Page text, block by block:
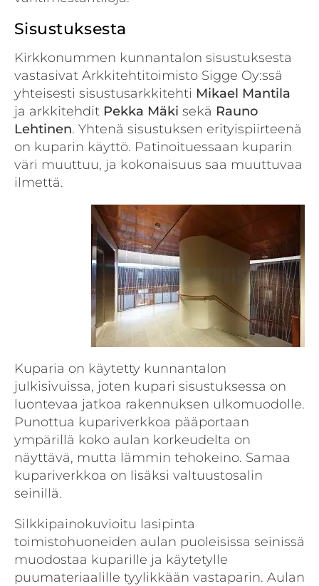
Sisustuksesta
Kirkkonummen kunnantalon sisustuksesta
vastasivat Arkkitehtitoimisto Sigge Oy:ssä
yhteisesti sisustusarkkitehti Mikael Mantila
ja arkkitehdit Pekka Mäki sekä Rauno
Lehtinen. Yhtenä sisustuksen erityispiirteenä
on kuparin käyttö. Patinoituessaan kuparin
väri muuttuu, ja kokonaisuus saa muuttuvaa
ilmettä.
Kuparia on käytetty kunnantalon
julkisivuissa, joten kupari sisustuksessa on
luontevaa jatkoa rakennuksen ulkomuodolle.
Punottua kupariverkkoa pääportaan
ympärillä koko aulan korkeudelta on
näyttävä, mutta lämmin tehokeino. Samaa
kupariverkkoa on lisäksi valtuustosalin
seinillä.
Silkkipainokuvioitu lasipinta
toimistohuoneiden aulan puoleisissa seinissä
muodostaa kuparille ja käytetylle
puumateriaalille tyylikkään vastaparin. Aulan